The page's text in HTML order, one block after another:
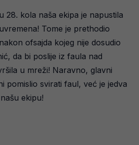
28. kola naša ekipa je napustila
Tome je prethodio
ofsajda kojeg nije dosudio
da bi poslije iz faula nad
u mreži! Naravno, glavni
pomislio svirati faul, već je jedva
ekipu!